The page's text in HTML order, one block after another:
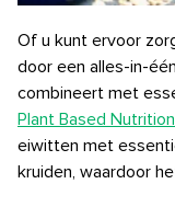
Of u kunt ervoor
door een alles-in-
combineert met
Plant Based
eiwitten met
kruiden, waardoor